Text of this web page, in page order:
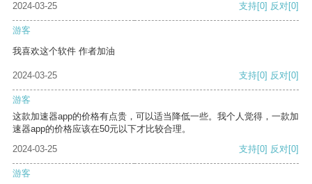
2024-03-25
支持[0] 反对[0]
游客
我喜欢这个软件 作者加油
2024-03-25 支持[0] 反对[0]
游客
这款加速器app的价格有点贵，可以适当降低一些。我个人觉得，一款加
速器app的价格应该在50元以下才比较合理。
2024-03-25
支持[0] 反对[0]
游客